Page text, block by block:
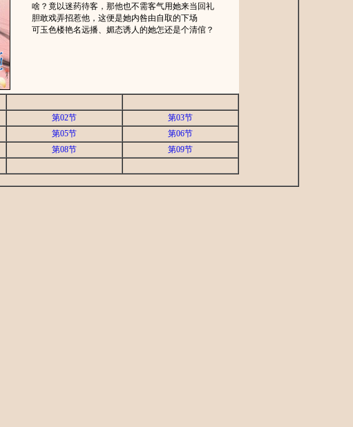
啥？竟以迷药待客，那他也不需客气用她来当回礼
胆敢戏弄招惹他，这便是她内咎由自取的下场
可玉色楼艳名远播、媚态诱人的她怎还是个清倌？
第02节
第03节
第05节
第06节
第08节
第09节